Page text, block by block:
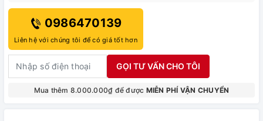
0986470139
Liên hệ với chúng tôi để có giá tốt hơn
GỌI TƯ VẤN CHO TÔI
Mua thêm 8.000.000₫ để được MIỄN PHÍ VẬN CHUYỂN